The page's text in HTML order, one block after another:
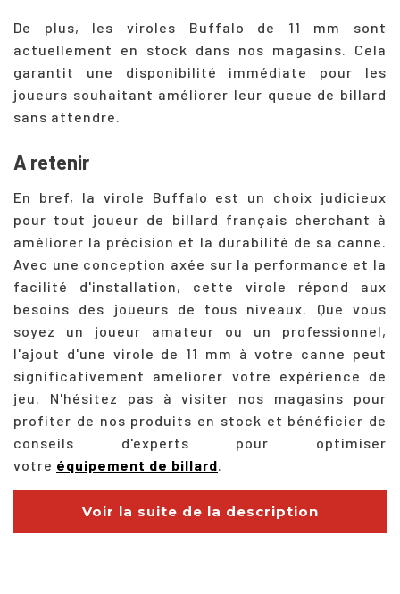
De plus, les viroles Buffalo de 11 mm sont
actuellement en stock dans nos magasins. Cela
garantit une disponibilité immédiate pour les
joueurs souhaitant améliorer leur queue de billard
sans attendre.
A retenir
En bref, la virole Buffalo est un choix judicieux
pour tout joueur de billard français cherchant à
améliorer la précision et la durabilité de sa canne.
Avec une conception axée sur la performance et la
facilité d'installation, cette virole répond aux
besoins des joueurs de tous niveaux. Que vous
soyez un joueur amateur ou un professionnel,
l'ajout d'une virole de 11 mm à votre canne peut
significativement améliorer votre expérience de
jeu. N'hésitez pas à visiter nos magasins pour
profiter de nos produits en stock et bénéficier de
conseils d'experts pour optimiser
votre équipement de billard
Voir la suite de la description